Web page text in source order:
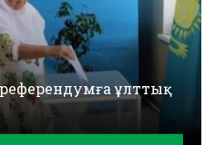
ұлттық